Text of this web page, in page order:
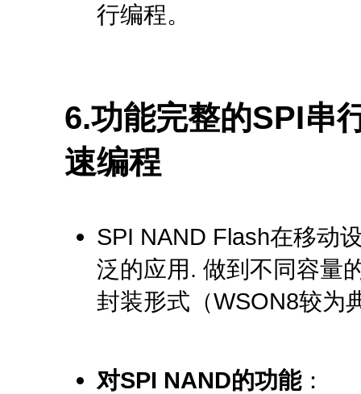
行编程。
6.功能完整的SPI串
速编程
SPI NAND Flash在移动
泛的应用. 做到不同容量
封装形式（WSON8较为
对SPI NAND的功能：